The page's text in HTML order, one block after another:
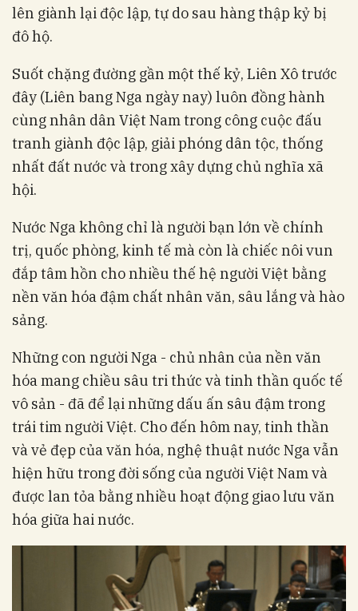
lên giành lại độc lập, tự do sau hàng thập kỷ bị
đô hộ.
Suốt chặng đường gần một thế kỷ, Liên Xô trước
đây (Liên bang Nga ngày nay) luôn đồng hành
cùng nhân dân Việt Nam trong công cuộc đấu
tranh giành độc lập, giải phóng dân tộc, thống
nhất đất nước và trong xây dựng chủ nghĩa xã
hội.
Nước Nga không chỉ là người bạn lớn về chính
trị, quốc phòng, kinh tế mà còn là chiếc nôi vun
đắp tâm hồn cho nhiều thế hệ người Việt bằng
nền văn hóa đậm chất nhân văn, sâu lắng và hào
sảng.
Những con người Nga - chủ nhân của nền văn
hóa mang chiều sâu tri thức và tinh thần quốc tế
vô sản - đã để lại những dấu ấn sâu đậm trong
trái tim người Việt. Cho đến hôm nay, tinh thần
và vẻ đẹp của văn hóa, nghệ thuật nước Nga vẫn
hiện hữu trong đời sống của người Việt Nam và
được lan tỏa bằng nhiều hoạt động giao lưu văn
hóa giữa hai nước.